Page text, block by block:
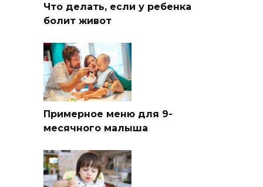
Что делать, если у ребенка
болит живот
Примерное меню для 9-
месячного малыша